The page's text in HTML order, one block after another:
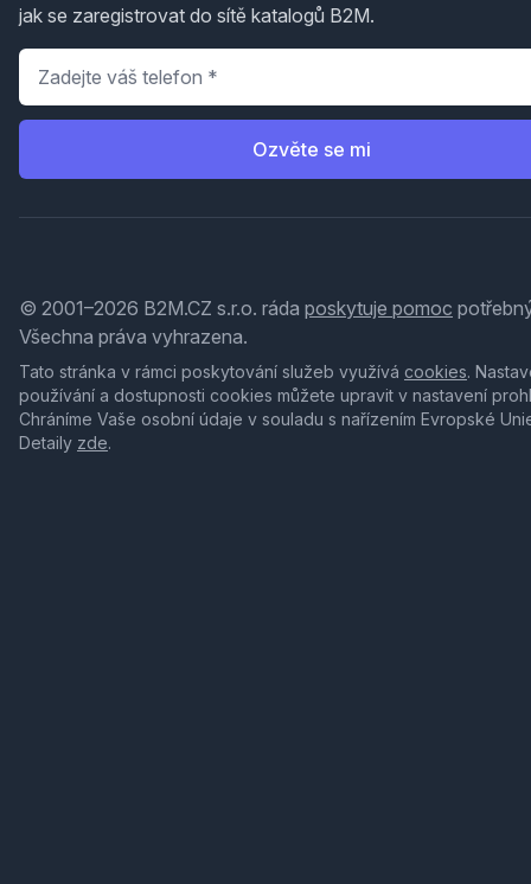
jak se zaregistrovat do sítě katalogů B2M.
Telefon
Ozvěte se mi
© 2001–2026 B2M.CZ s.r.o. ráda poskytuje pomoc
Všechna práva vyhrazena.
Tato stránka v rámci poskytování služeb využívá cookies.
používání a dostupnosti cookies můžete upravit v nastavení
Chráníme Vaše osobní údaje v souladu s nařízením Evropské
Detaily zde.